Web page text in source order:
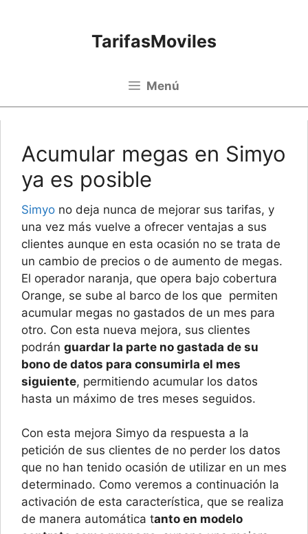
TarifasMoviles
Menú
Acumular megas en Simyo
ya es posible
Simyo no deja nunca de mejorar sus tarifas, y
una vez más vuelve a ofrecer ventajas a sus
clientes aunque en esta ocasión no se trata de
un cambio de precios o de aumento de megas.
El operador naranja, que opera bajo cobertura
Orange, se sube al barco de los que permiten
acumular megas no gastados de un mes para
otro. Con esta nueva mejora, sus clientes
podrán guardar la parte no gastada de su
bono de datos para consumirla el mes
siguiente, permitiendo acumular los datos
hasta un máximo de tres meses seguidos.
Con esta mejora Simyo da respuesta a la
petición de sus clientes de no perder los datos
que no han tenido ocasión de utilizar en un mes
determinado. Como veremos a continuación la
activación de esta característica, que se realiza
de manera automática tanto en modelo